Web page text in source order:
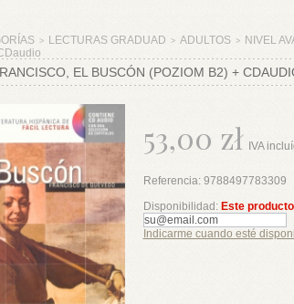
> LECTURAS GRADUAD > ADULTOS > NIVEL
EL BUSCÓN (POZIOM B2) +
53,00 zł IVA
Referencia: 9788497783309
Disponibilidad: Este
Indicarme cuando esté